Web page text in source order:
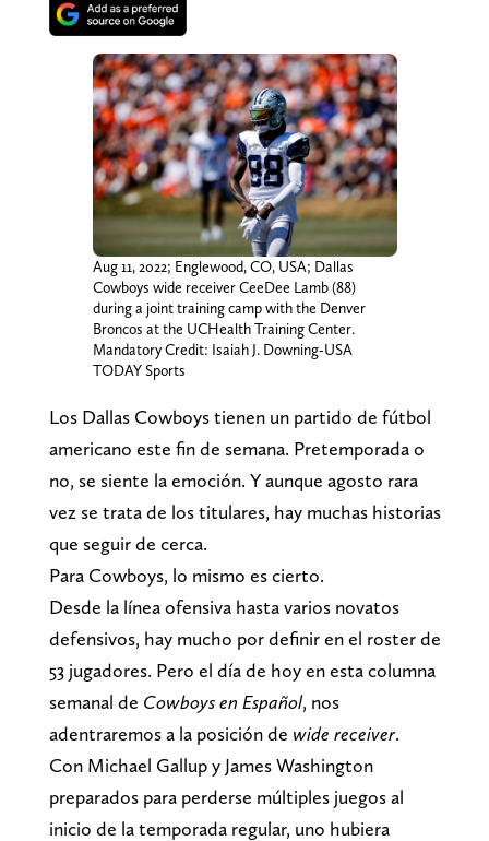
Aug 11, 2022; Englewood, CO, USA; Dallas
Cowboys wide receiver CeeDee Lamb (88)
during a joint training camp with the Denver
Broncos at the UCHealth Training Center.
Mandatory Credit: Isaiah J. Downing-USA
TODAY Sports
Los Dallas Cowboys tienen un partido de fútbol
americano este fin de semana. Pretemporada o
no, se siente la emoción. Y aunque agosto rara
vez se trata de los titulares, hay muchas historias
que seguir de cerca.
Para Cowboys, lo mismo es cierto.
Desde la línea ofensiva hasta varios novatos
defensivos, hay mucho por definir en el roster de
53 jugadores. Pero el día de hoy en esta columna
semanal de Cowboys en Español, nos
adentraremos a la posición de wide receiver.
Con Michael Gallup y James Washington
preparados para perderse múltiples juegos al
inicio de la temporada regular, uno hubiera